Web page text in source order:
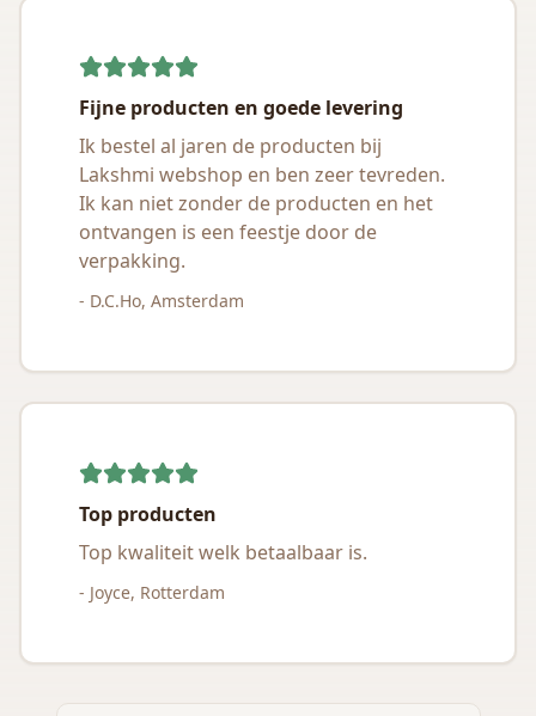
Fijne producten en goede levering
Ik bestel al jaren de producten bij
Lakshmi webshop en ben zeer tevreden.
Ik kan niet zonder de producten en het
ontvangen is een feestje door de
verpakking.
- D.C.Ho, Amsterdam
Top producten
Top kwaliteit welk betaalbaar is.
- Joyce, Rotterdam